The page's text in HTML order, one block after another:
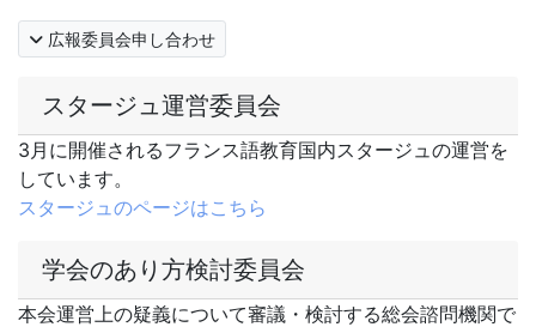
広報委員会申し合わせ
スタージュ運営委員会
3月に開催されるフランス語教育国内スタージュの運営を
しています。
スタージュのページはこちら
学会のあり方検討委員会
本会運営上の疑義について審議・検討する総会諮問機関で